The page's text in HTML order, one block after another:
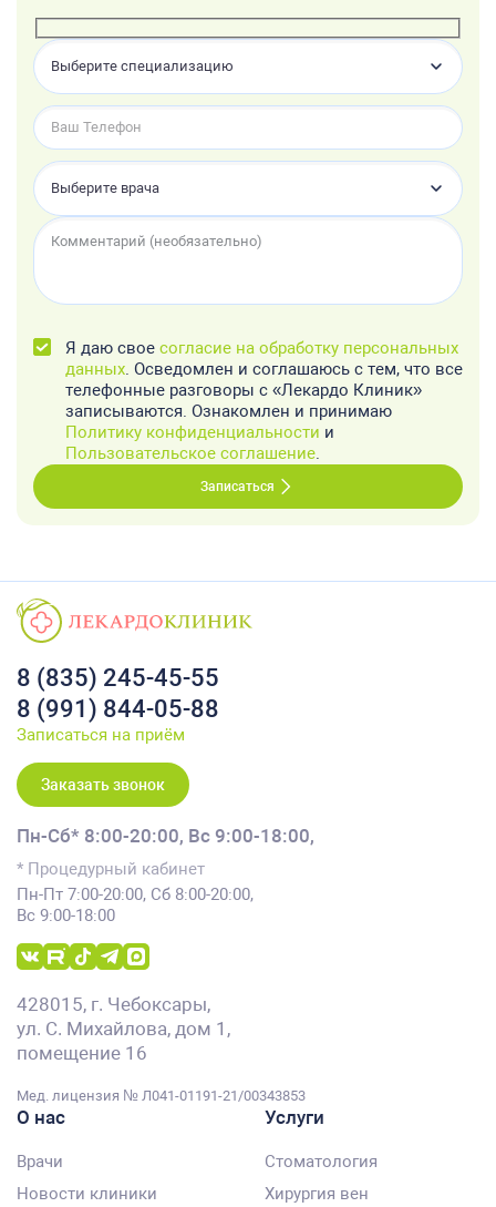
Выберите специализацию
Выберите врача
Я даю свое согласие на обработку персональных
данных. Осведомлен и соглашаюсь с тем, что все
телефонные разговоры с «Лекардо Клиник»
записываются. Ознакомлен и принимаю
Политику конфиденциальности и
Пользовательское соглашение.
Записаться
8 (835) 245-45-55
8 (991) 844-05-88
Записаться на приём
Заказать звонок
Пн-Сб* 8:00-20:00, Вс 9:00-18:00,
* Процедурный кабинет
Пн-Пт 7:00-20:00, Сб 8:00-20:00,
Вс 9:00-18:00
428015, г. Чебоксары,
ул. С. Михайлова, дом 1,
помещение 16
Мед. лицензия № Л041-01191-21/00343853
О нас
Врачи
Новости клиники
Услуги
Стоматология
Хирургия вен